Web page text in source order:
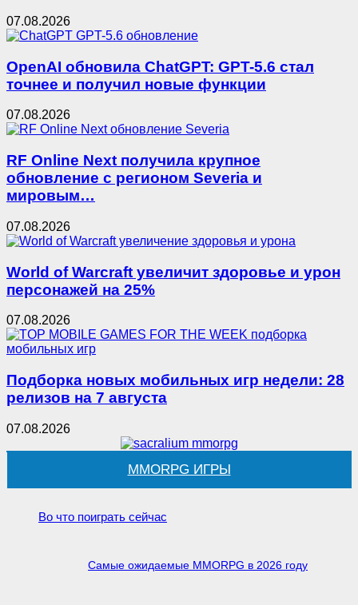
07.08.2026
OpenAI обновила ChatGPT: GPT-5.6 стал
точнее и получил новые функции
07.08.2026
RF Online Next получила крупное
обновление с регионом Severia и
мировым…
07.08.2026
World of Warcraft увеличит здоровье и урон
персонажей на 25%
07.08.2026
Подборка новых мобильных игр недели: 28
релизов на 7 августа
07.08.2026
MMORPG ИГРЫ
Во что поиграть сейчас
Самые ожидаемые MMORPG в 2026 году